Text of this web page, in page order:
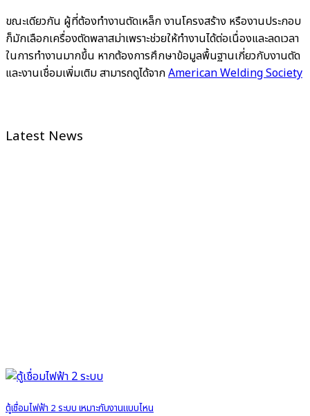
ขณะเดียวกัน ผู้ที่ต้องทำงานตัดเหล็ก งานโครงสร้าง หรืองานประกอบ
ก็มักเลือกเครื่องตัดพลาสม่าเพราะช่วยให้ทำงานได้ต่อเนื่องและลดเวลา
ในการทำงานมากขึ้น หากต้องการศึกษาข้อมูลพื้นฐานเกี่ยวกับงานตัด
และงานเชื่อมเพิ่มเติม สามารถดูได้จากAmerican Welding Society
Latest News
ตู้เชื่อมไฟฟ้า 2 ระบบ เหมาะกับงานแบบไหน